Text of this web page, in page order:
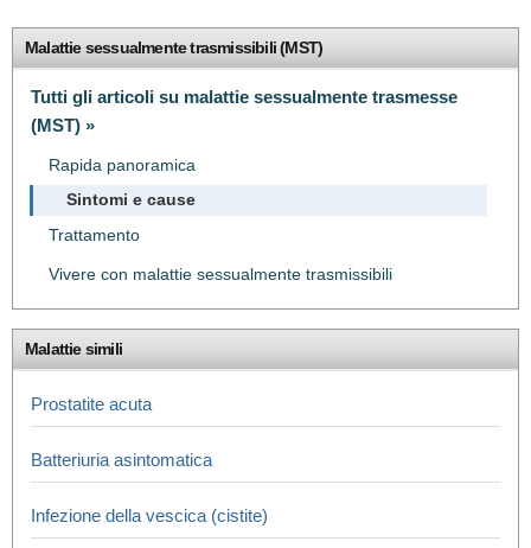
Malattie sessualmente trasmissibili (MST)
Tutti gli articoli su malattie sessualmente trasmesse
(MST) »
Rapida panoramica
Sintomi e cause
Trattamento
Vivere con malattie sessualmente trasmissibili
Malattie simili
Prostatite acuta
Batteriuria asintomatica
Infezione della vescica (cistite)